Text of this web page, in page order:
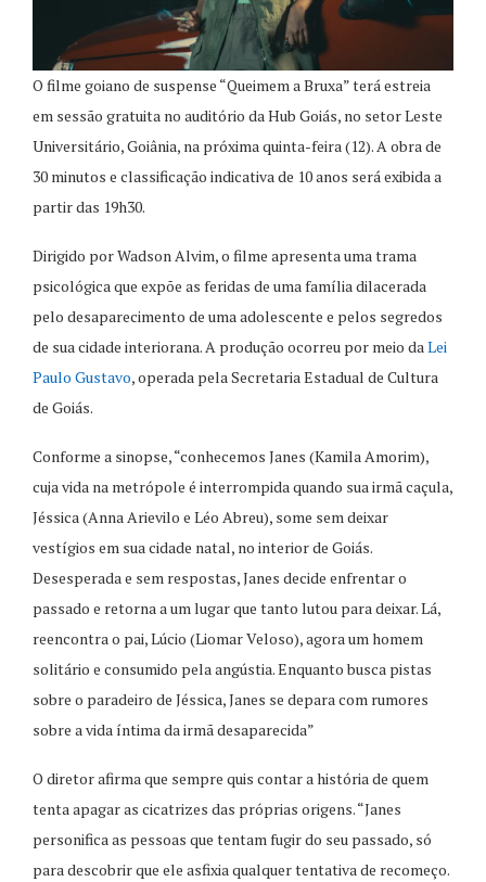
O filme goiano de suspense “Queimem a Bruxa” terá estreia
em sessão gratuita no auditório da Hub Goiás, no setor Leste
Universitário, Goiânia, na próxima quinta-feira (12). A obra de
30 minutos e classificação indicativa de 10 anos será exibida a
partir das 19h30.
Dirigido por Wadson Alvim, o filme apresenta uma trama
psicológica que expõe as feridas de uma família dilacerada
pelo desaparecimento de uma adolescente e pelos segredos
de sua cidade interiorana. A produção ocorreu por meio daLei
Paulo Gustavo, operada pela Secretaria Estadual de Cultura
de Goiás.
Conforme a sinopse, “conhecemos Janes (Kamila Amorim),
cuja vida na metrópole é interrompida quando sua irmã caçula,
Jéssica (Anna Arievilo e Léo Abreu), some sem deixar
vestígios em sua cidade natal, no interior de Goiás.
Desesperada e sem respostas, Janes decide enfrentar o
passado e retorna a um lugar que tanto lutou para deixar. Lá,
reencontra o pai, Lúcio (Liomar Veloso), agora um homem
solitário e consumido pela angústia. Enquanto busca pistas
sobre o paradeiro de Jéssica, Janes se depara com rumores
sobre a vida íntima da irmã desaparecida”
O diretor afirma que sempre quis contar a história de quem
tenta apagar as cicatrizes das próprias origens. “Janes
personifica as pessoas que tentam fugir do seu passado, só
para descobrir que ele asfixia qualquer tentativa de recomeço.